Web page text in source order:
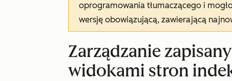
oprogramowania tłumaczącego i
wersję obowiązującą, zawierającą
Zarządzanie
widokami stron